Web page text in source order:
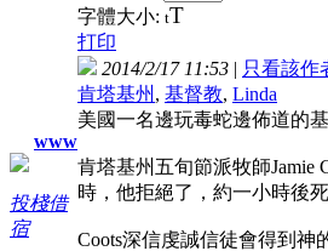
www
投棧借
宿
字體大小: tT
打印
2014/2/17 11:53 | 只看該作
肯塔基州 , 基督教, Linda
美國一名邊玩毒蛇邊佈道的
肯塔基州五旬節派牧師Jamie
時，他拒絕了，約一小時後死
Coots深信虔誠信徒會得到神